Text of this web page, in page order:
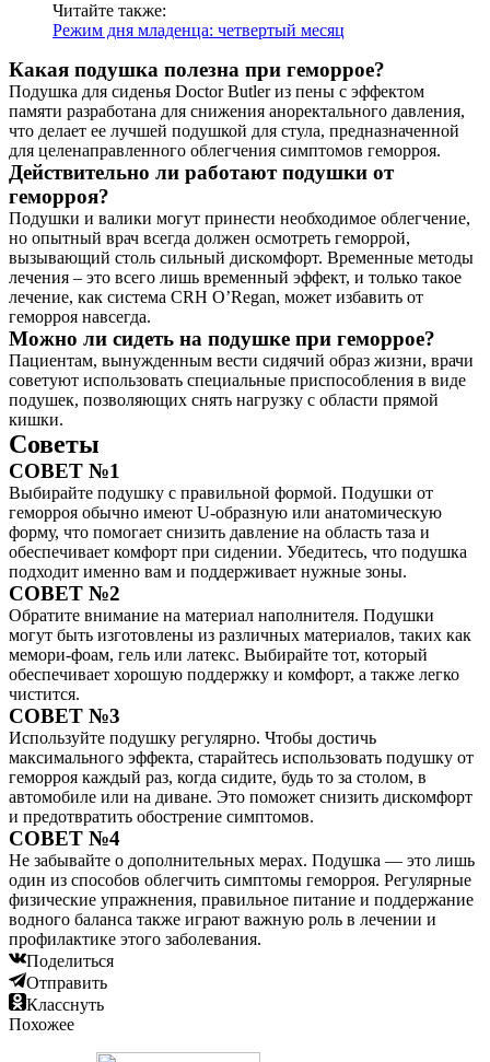
Читайте также:
Режим дня младенца: четвертый месяц
Какая подушка полезна при геморрое?
Подушка для сиденья Doctor Butler из пены с эффектом
памяти разработана для снижения аноректального давления,
что делает ее лучшей подушкой для стула, предназначенной
для целенаправленного облегчения симптомов геморроя.
Действительно ли работают подушки от
геморроя?
Подушки и валики могут принести необходимое облегчение,
но опытный врач всегда должен осмотреть геморрой,
вызывающий столь сильный дискомфорт. Временные методы
лечения – это всего лишь временный эффект, и только такое
лечение, как система CRH O’Regan, может избавить от
геморроя навсегда.
Можно ли сидеть на подушке при геморрое?
Пациентам, вынужденным вести сидячий образ жизни, врачи
советуют использовать специальные приспособления в виде
подушек, позволяющих снять нагрузку с области прямой
кишки.
Советы
СОВЕТ №1
Выбирайте подушку с правильной формой. Подушки от
геморроя обычно имеют U-образную или анатомическую
форму, что помогает снизить давление на область таза и
обеспечивает комфорт при сидении. Убедитесь, что подушка
подходит именно вам и поддерживает нужные зоны.
СОВЕТ №2
Обратите внимание на материал наполнителя. Подушки
могут быть изготовлены из различных материалов, таких как
мемори-фоам, гель или латекс. Выбирайте тот, который
обеспечивает хорошую поддержку и комфорт, а также легко
чистится.
СОВЕТ №3
Используйте подушку регулярно. Чтобы достичь
максимального эффекта, старайтесь использовать подушку от
геморроя каждый раз, когда сидите, будь то за столом, в
автомобиле или на диване. Это поможет снизить дискомфорт
и предотвратить обострение симптомов.
СОВЕТ №4
Не забывайте о дополнительных мерах. Подушка — это лишь
один из способов облегчить симптомы геморроя. Регулярные
физические упражнения, правильное питание и поддержание
водного баланса также играют важную роль в лечении и
профилактике этого заболевания.
Поделиться
Отправить
Класснуть
Похожее